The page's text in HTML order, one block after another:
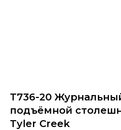
T736-20
подъёмной
Tyler Creek